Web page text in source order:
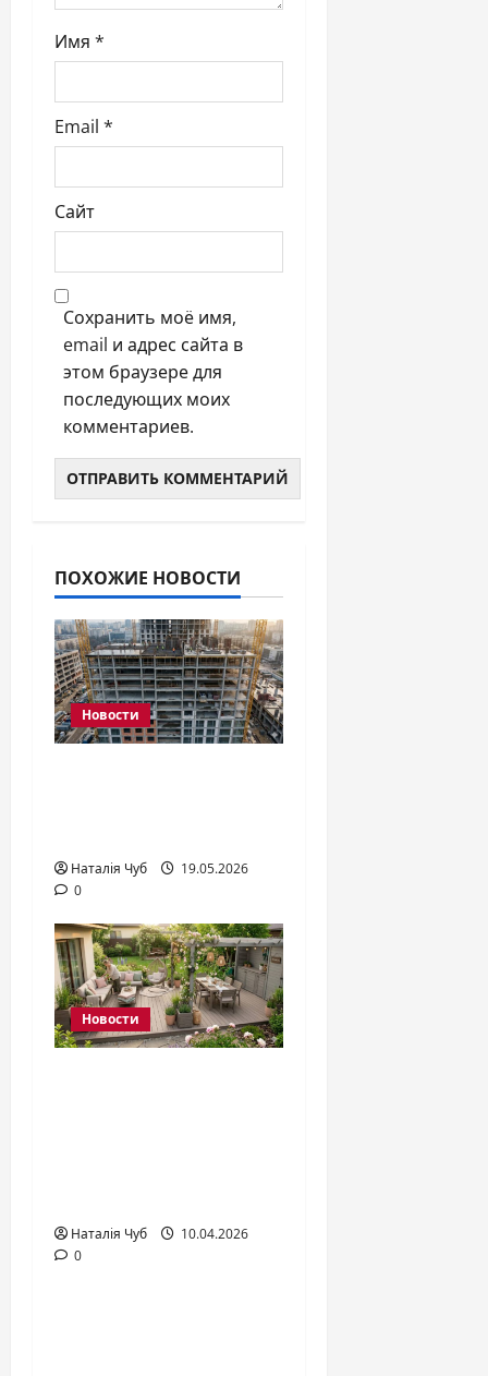
я
м
Имя *
Email *
Сайт
Сохранить моё имя,
email и адрес сайта в
этом браузере для
последующих моих
комментариев.
ПОХОЖИЕ НОВОСТИ
Новости
Наталія Чуб
19.05.2026
0
Новости
Наталія Чуб
10.04.2026
0